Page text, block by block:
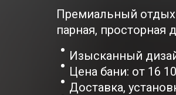
Премиальный
парная, просторная
Изысканный
Цена бани: от 16
Доставка,